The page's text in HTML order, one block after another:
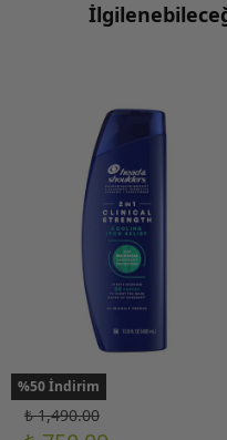
%50 İndirim
₺ 1,490.00